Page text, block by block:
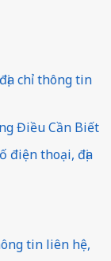
chỉ thông tin
Điều Cần Biết
điện thoại, địa
tin liên hệ,